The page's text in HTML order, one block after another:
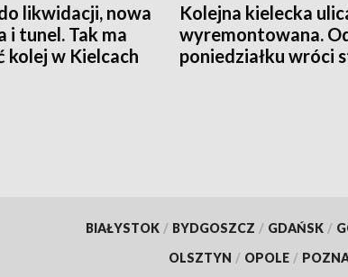
likwidacji, nowa
i tunel. Tak ma
kolej w Kielcach
Kolejna kielecka
wyremontowana.
poniedziałku wróci
BIAŁYSTOK / BYDGOSZCZ / GDAŃSK /
OLSZTYN / OPOLE /